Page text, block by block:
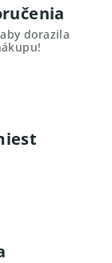
dorazila